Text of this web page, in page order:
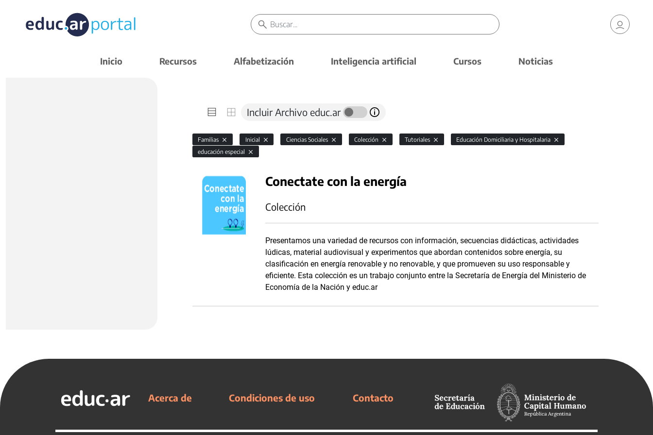
Inicio Recursos Alfabetización Inteligencia artificial Cursos Noticias
Incluir Archivo educ.ar
Familias Inicial Ciencias Sociales Colección Tutoriales
Educación Domiciliaria y Hospitalaria
educación especial
Conectate con la energía
Colección
Presentamos una variedad de recursos con información, secuencias didácticas, actividades
lúdicas, material audiovisual y experimentos que abordan contenidos sobre energía, su
clasificación en energía renovable y no renovable, y que promueven su uso responsable y
eficiente. Esta colección es un trabajo conjunto entre la Secretaría de Energía del Ministerio de
Economía de la Nación y educ.ar
Acerca de Condiciones de uso Contacto